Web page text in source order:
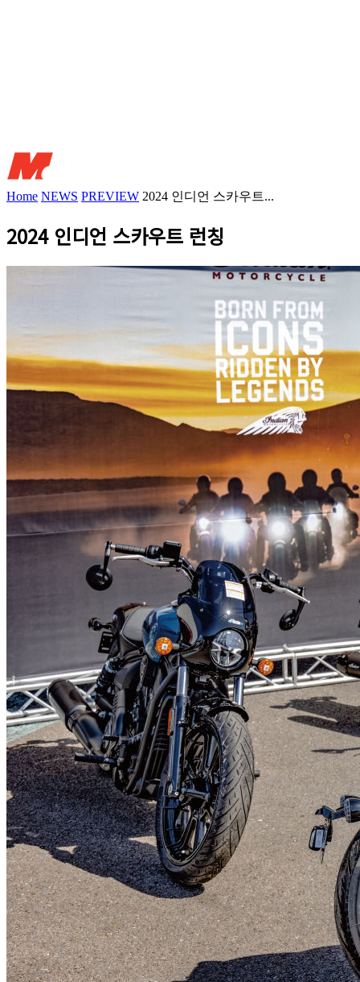
Home NEWS PREVIEW 2024 인디언 스카우트...
2024 인디언 스카우트 런칭